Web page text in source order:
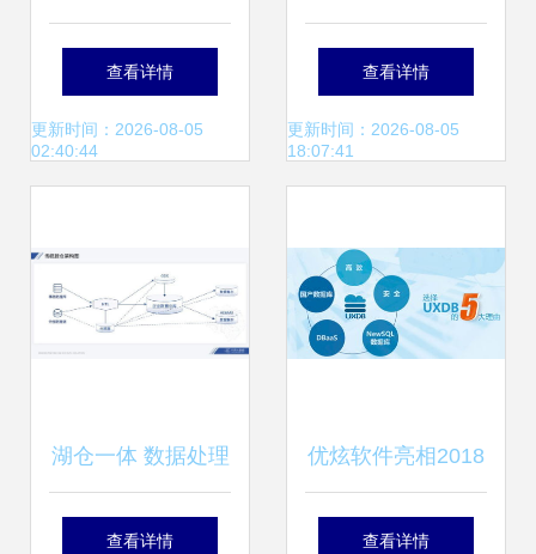
务器 以海量存储与
强劲性能，赋能企
转型
查看详情
更新时间：2026-08-05
02:40:44
波龙引领存储技术
新趋势，深化数据
务
查看详情
更新时间：2026-08-05
18:07:41
湖仓一体 数据处理
新范式下的灯塔，
查看详情
优炫软件亮相2018
PG大会 云数据库
查看详情